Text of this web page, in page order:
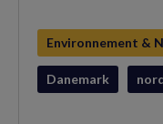
Environnement &
Danemark